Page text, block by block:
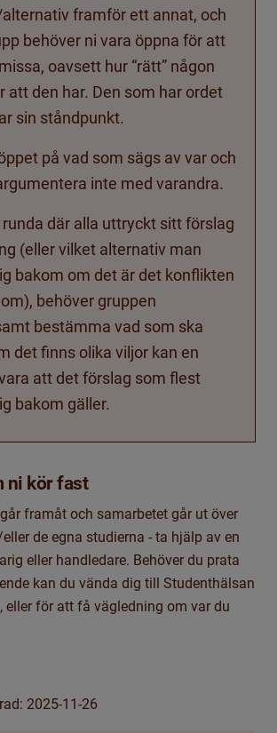
framför ett annat, och
behöver ni vara öppna för att
oavsett hur “rätt” någon
att den har. Den som har ordet
sin ståndpunkt.
på vad som sägs av var och
inte med varandra.
runda där alla uttryckt sitt förslag
(eller vilket alternativ man
bakom om det är det konflikten
behöver gruppen
bestämma vad som ska
det finns olika viljor kan en
att det förslag som flest
bakom gäller.
ni kör fast
framåt och samarbetet går ut över
de egna studierna - ta hjälp av en
eller handledare. Behöver du prata
kan du vända dig till Studenthälsan
eller för att få vägledning om var du
2025-11-26